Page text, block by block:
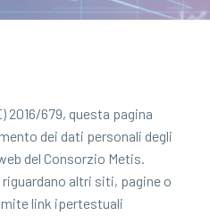
2016/679, questa pagina
dei dati personali degli
del Consorzio Metis.
altri siti, pagine o
link ipertestuali